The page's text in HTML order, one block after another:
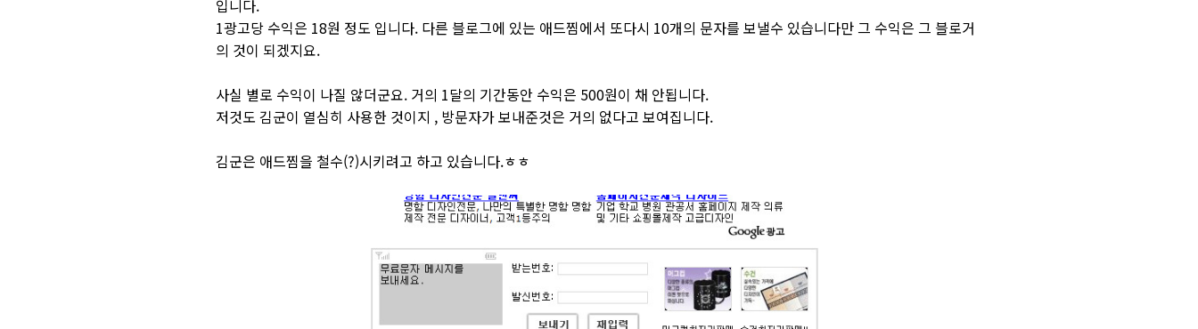
입니다.
1광고당 수익은 18원 정도 입니다. 다른 블로그에 있는 애드찜에서 또다시 10개의 문자를 보낼수 있습니다만 그 수익은 그 블로거
의 것이 되겠지요.
사실 별로 수익이 나질 않더군요. 거의 1달의 기간동안 수익은 500원이 채 안됩니다.
저것도 김군이 열심히 사용한 것이지 , 방문자가 보내준것은 거의 없다고 보여집니다.
김군은 애드찜을 철수(?)시키려고 하고 있습니다.ㅎㅎ